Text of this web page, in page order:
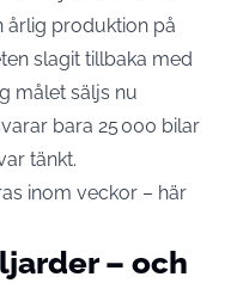
årlig produktion på
slagit tillbaka med
målet säljs nu
bara 25 000 bilar
tänkt.
inom veckor – här
– och